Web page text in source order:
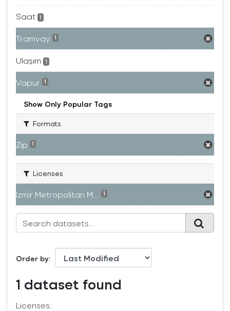
Saat 1
Tramvay 1
Ulaşım 1
Vapur 1
Show Only Popular Tags
Formats
Zip 1
Licenses
Izmir Metropolitan M... 1
Order by
1 dataset found
Licenses: